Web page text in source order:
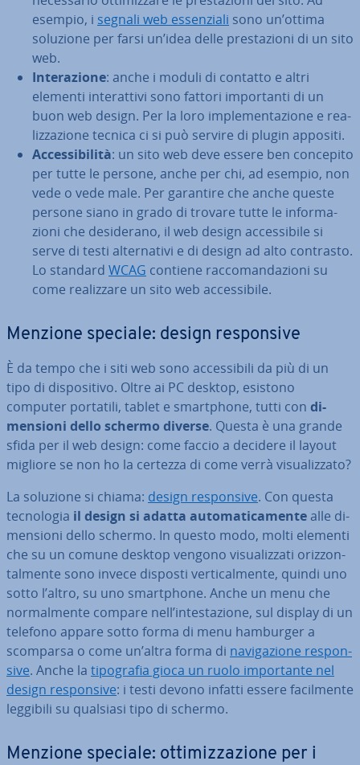
esempio, i segnali web es­sen­zia­li sono un’ottima
soluzione per farsi un’idea delle pre­sta­zio­ni di un sito
web.
In­te­ra­zio­ne: anche i moduli di contatto e altri
elementi in­te­rat­ti­vi sono fattori im­por­tan­ti di un
buon web design. Per la loro im­ple­men­ta­zio­ne e rea­
liz­za­zio­ne tecnica ci si può servire di plugin appositi.
Ac­ces­si­bi­li­tà: un sito web deve essere ben concepito
per tutte le persone, anche per chi, ad esempio, non
vede o vede male. Per garantire che anche queste
persone siano in grado di trovare tutte le in­for­ma­
zio­ni che de­si­de­ra­no, il web design ac­ces­si­bi­le si
serve di testi al­ter­na­ti­vi e di design ad alto contrasto.
Lo standard WCAG contiene rac­co­man­da­zio­ni su
come rea­liz­za­re un sito web ac­ces­si­bi­le.
Menzione speciale: design re­spon­si­ve
È da tempo che i siti web sono ac­ces­si­bi­li da più di un
tipo di di­spo­si­ti­vo. Oltre ai PC desktop, esistono
computer portatili, tablet e smart­pho­ne, tutti con di­
men­sio­ni dello schermo diverse. Questa è una grande
sfida per il web design: come faccio a decidere il layout
migliore se non ho la certezza di come verrà vi­sua­liz­za­to?
La soluzione si chiama: design re­spon­si­ve. Con questa
tec­no­lo­gia il design si adatta au­to­ma­ti­ca­men­tealle di­
men­sio­ni dello schermo. In questo modo, molti elementi
che su un comune desktop vengono vi­sua­liz­za­ti oriz­zon­
tal­men­te sono invece disposti ver­ti­cal­men­te, quindi uno
sotto l’altro, su uno smart­pho­ne. Anche un menu che
nor­mal­men­te compare nell’in­te­sta­zio­ne, sul display di un
telefono appare sotto forma di menu hamburger a
scomparsa o come un’altra forma di na­vi­ga­zio­ne re­spon­
si­ve. Anche la ti­po­gra­fia gioca un ruolo im­por­tan­te nel
design re­spon­si­ve: i testi devono infatti essere fa­cil­men­te
leggibili su qualsiasi tipo di schermo.
Menzione speciale: ot­ti­miz­za­zio­ne per i